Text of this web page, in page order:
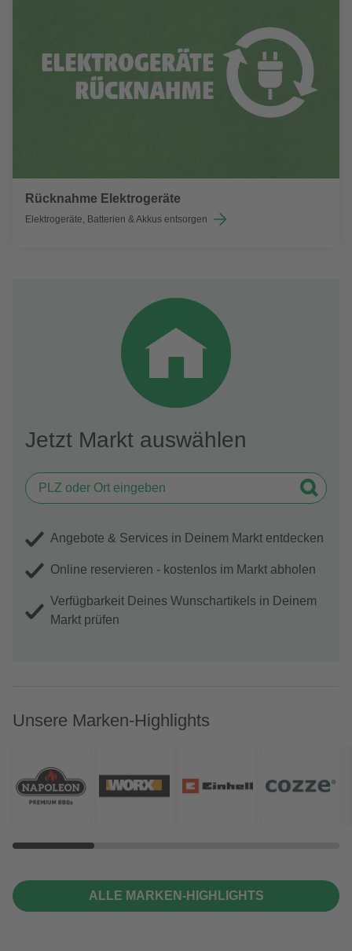
Rücknahme Elektrogeräte
Elektrogeräte, Batterien & Akkus entsorgen
Jetzt Markt auswählen
Angebote & Services in Deinem Markt entdecken
Online reservieren - kostenlos im Markt abholen
Verfügbarkeit Deines Wunschartikels in Deinem
Markt prüfen
Unsere Marken-Highlights
ALLE MARKEN-HIGHLIGHTS